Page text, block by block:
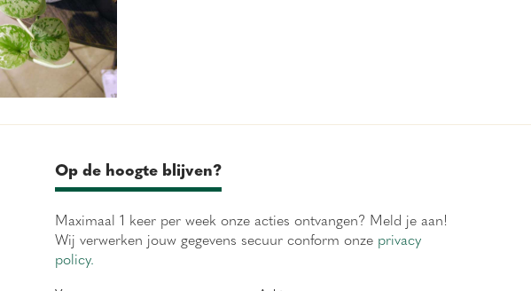
Op de hoogte blijven?
Maximaal 1 keer per week onze acties ontvangen? Meld je aan!
Wij verwerken jouw gegevens secuur conform onze privacy
policy.